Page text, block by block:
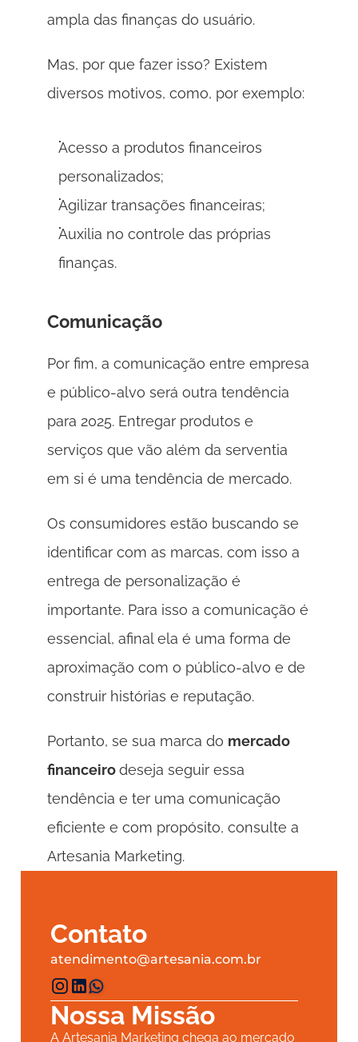
ampla das finanças do usuário.
Mas, por que fazer isso? Existem
diversos motivos, como, por exemplo:
Acesso a produtos financeiros
personalizados;
Agilizar transações financeiras;
Auxilia no controle das próprias
finanças.
Comunicação
Por fim, a comunicação entre empresa
e público-alvo será outra tendência
para 2025. Entregar produtos e
serviços que vão além da serventia
em si é uma tendência de mercado.
Os consumidores estão buscando se
identificar com as marcas, com isso a
entrega de personalização é
importante. Para isso a comunicação é
essencial, afinal ela é uma forma de
aproximação com o público-alvo e de
construir histórias e reputação.
Portanto, se sua marca do mercado
financeiro deseja seguir essa
tendência e ter uma comunicação
eficiente e com propósito, consulte a
Artesania Marketing.
Contato
atendimento@artesania.com.br
Nossa Missão
A Artesania Marketing chega ao mercado